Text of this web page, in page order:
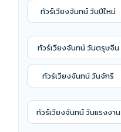
ทัวร์เวียงจันทน์ วันปีใหม่
ทัวร์เวียงจันทน์ วันตรุษจีน
ทัวร์เวียงจันทน์ วันจักรี
ทัวร์เวียงจันทน์ วันแรงงาน